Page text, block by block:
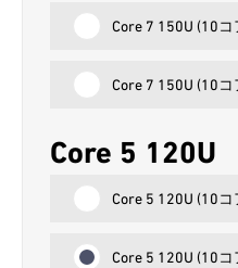
Core 7 150U (10
Core 7 150U (10
Core 5 120U
Core 5 120U (10
Core 5 120U (10